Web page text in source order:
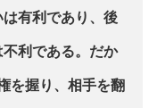
有利であり、後
利である。だか
を握り、相手を翻